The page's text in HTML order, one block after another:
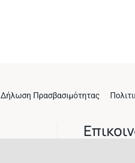
Δήλωση Πρασβασιμότητας